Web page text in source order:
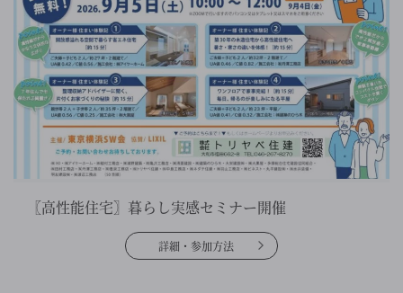
〖高性能住宅〗暮らし実感セミナー開催
詳細・参加方法